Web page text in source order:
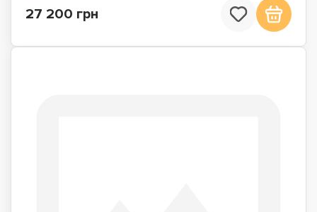
27 200 грн